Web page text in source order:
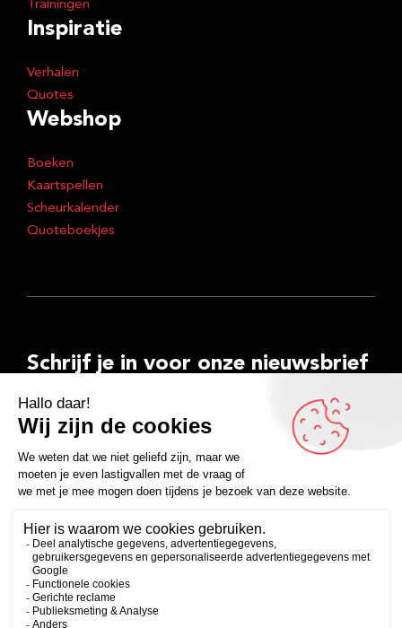
Trainingen
Inspiratie
Verhalen
Quotes
Webshop
Boeken
Kaartspellen
Scheurkalender
Quoteboekjes
Schrijf je in voor onze nieuwsbrief
E-
mailadres
Inschrijven
FacebookInstagramLinkedInYouTubeSpotify